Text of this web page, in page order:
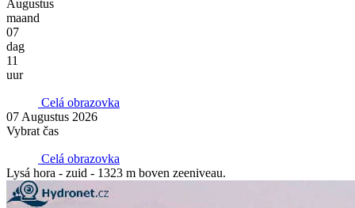
Augustus
maand
07
dag
11
uur
Celá obrazovka
07 Augustus 2026
Vybrat čas
Celá obrazovka
Lysá hora - zuid - 1323 m boven zeeniveau.